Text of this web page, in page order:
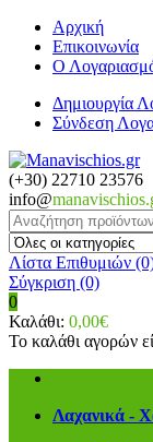
Αρχική
Επικοινωνία
Ο
Δημιουργία
Σύνδεση
(+30) 22710 23576
info@
Λίστα Επιθυμιών
Σύγκριση (0)
0
Καλάθι: 0,00€
Το καλάθι αγορών
Λαχανικά -